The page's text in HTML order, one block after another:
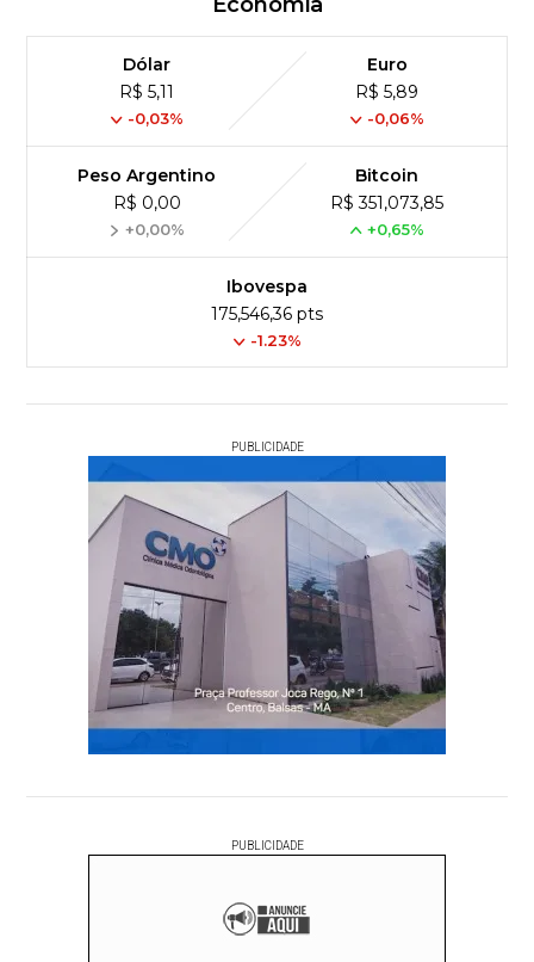
Dólar
R$ 5,11
-0,03%
Euro
R$ 5,89
-0,06%
Peso Argentino
R$ 0,00
+0,00%
Bitcoin
R$ 351,073,85
+0,65%
Ibovespa
175,546,36 pts
-1.23%
PUBLICIDADE
PUBLICIDADE